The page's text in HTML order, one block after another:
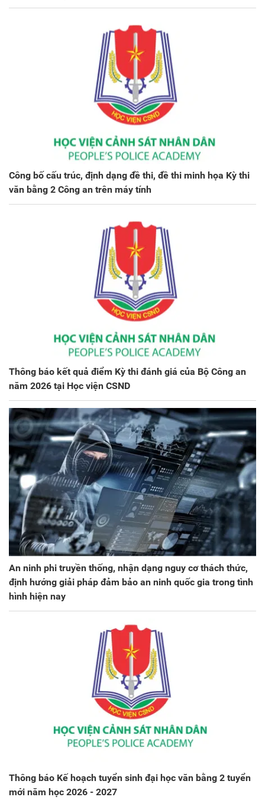
Công bố cấu trúc, định dạng đề thi, đề thi minh họa Kỳ thi
văn bằng 2 Công an trên máy tính
Thông báo kết quả điểm Kỳ thi đánh giá của Bộ Công an
năm 2026 tại Học viện CSND
An ninh phi truyền thống, nhận dạng nguy cơ thách thức,
định hướng giải pháp đảm bảo an ninh quốc gia trong tình
hình hiện nay
Thông báo Kế hoạch tuyển sinh đại học văn bằng 2 tuyển
mới năm học 2026 - 2027